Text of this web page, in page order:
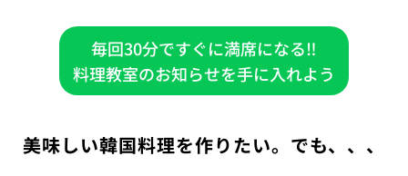
毎回30分ですぐに満席になる‼
料理教室のお知らせを手に入れよう
美味しい韓国料理を作りたい。でも、、、